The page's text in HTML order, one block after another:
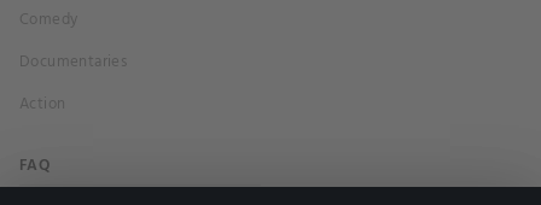
Comedy
Documentaries
Action
FAQ